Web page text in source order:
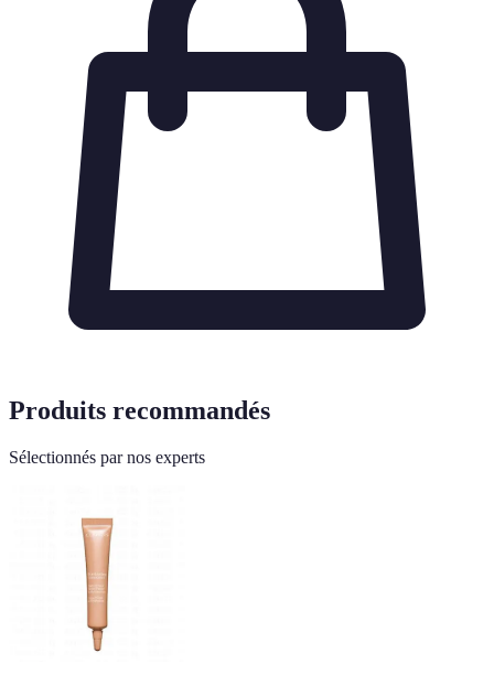
Produits recommandés
Sélectionnés par nos experts